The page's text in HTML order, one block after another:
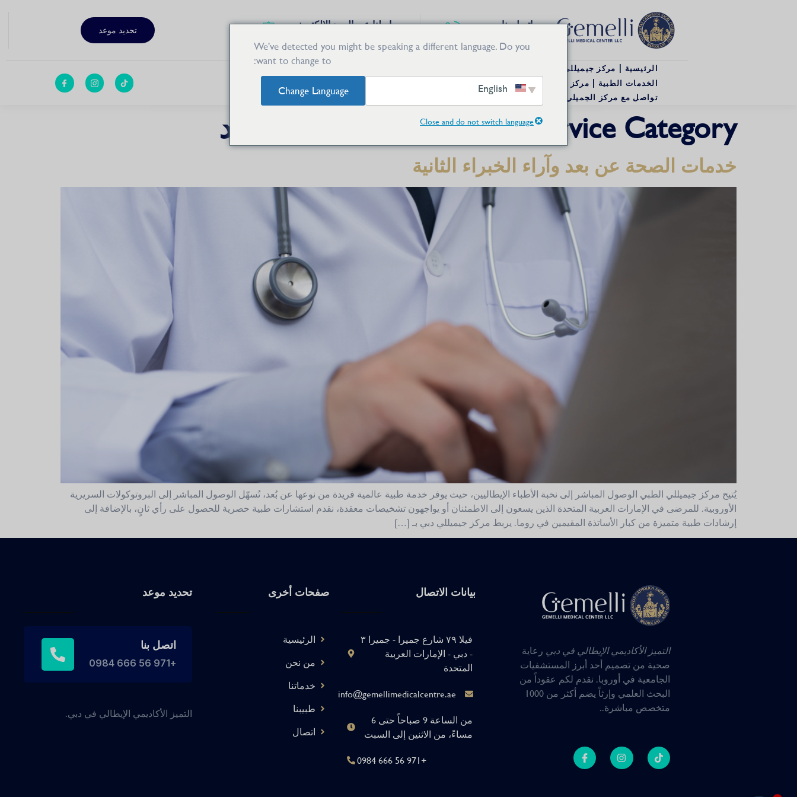
راسلنا عبر البريد الإلكتروني اتصل بنا تحديد موعد
الرئيسية | مركز جيميللي الطبي
نبذة عن مركز جيميللي الطبي | التميز الأكاديمي الإيطالي في دبي
الخدمات الطبية | مركز جيميللي الطبي
تواصل مع مركز الجميلي الطبي | جميرا 3 دبي
Service Category: الخدمات الصحية عن بُعد
خدمات الصحة عن بعد وآراء الخبراء الثانية
يُتيح مركز جيميللي الطبي الوصول المباشر إلى نخبة الأطباء الإيطاليين، حيث يوفر خدمة طبية عالمية فريدة من نوعها عن بُعد، تُسهّل الوصول المباشر إلى البروتوكولات السريرية
الأوروبية. للمرضى في الإمارات العربية المتحدة الذين يسعون إلى الاطمئنان أو يواجهون تشخيصات معقدة، نقدم استشارات طبية حصرية للحصول على رأي ثانٍ، بالإضافة إلى
إرشادات طبية متميزة من كبار الأساتذة المقيمين في روما. يربط مركز جيميللي دبي بـ […]
التميز الأكاديمي الإيطالي في دبي رعاية
صحية من تصميم أحد أبرز المستشفيات
الجامعية في أوروبا. نقدم لكم عقوداً من
البحث العلمي وإرثاً يضم أكثر من 1000
متخصص مباشرة..
بيانات الاتصال
فيلا ٧٩ شارع جميرا - جميرا ٣
- دبي - الإمارات العربية
المتحدة
info@gemellimedicalcentre.ae
من الساعة 9 صباحاً حتى 6
مساءً، من الاثنين إلى السبت
+971 56 666 0984
صفحات أخرى
الرئيسية
من نحن
خدماتنا
طبيبنا
اتصال
تحديد موعد
اتصل بنا
+971 56 666 0984
التميز الأكاديمي الإيطالي في دبي.
We've detected you might be speaking a different language. Do you
want to change to:
Change Language
Close and do not switch language